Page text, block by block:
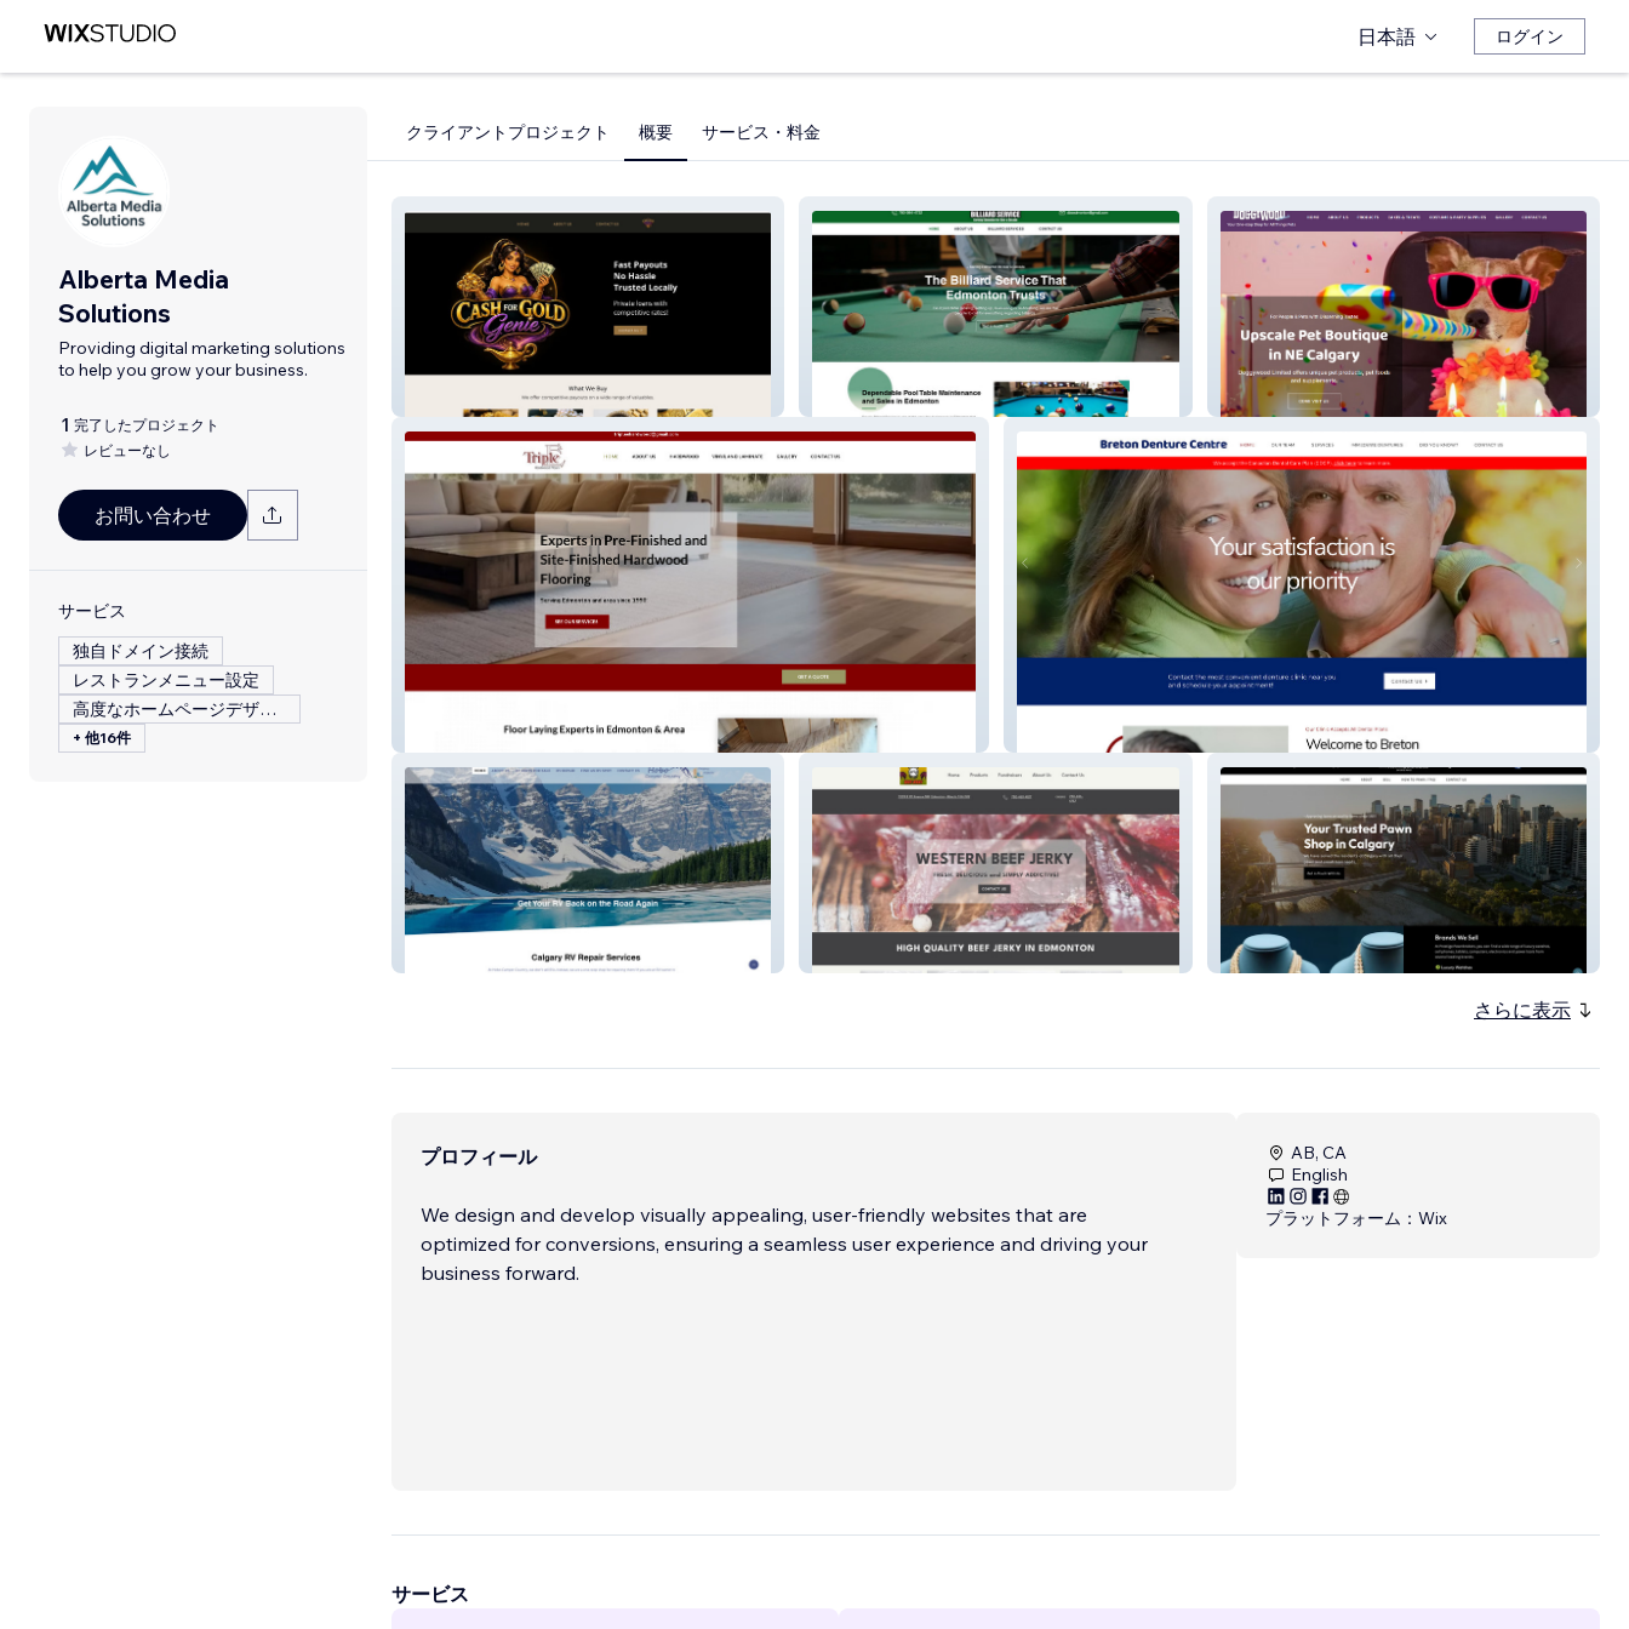
日本語 ログイン
Alberta Media
Solutions
Providing digital marketing solutions
to help you grow your business.
1 完了したプロジェクト
レビューなし
お問い合わせ
サービス
独自ドメイン接続
レストランメニュー設定
高度なホームページデザイン
+ 他16件
クライアントプロジェクト 概要 サービス・料金
Genie Smoke Shop Dave's Billiard DoggyWood Limited
Breton Denture Centre
Hobo Camper Country Western Beef Jerky Prestige PawnBrokers
さらに表示
プロフィール
We design and develop visually appealing, user-friendly websites that are
optimized for conversions, ensuring a seamless user experience and driving your
business forward.
AB, CA
English
プラットフォーム： Wix
サービス